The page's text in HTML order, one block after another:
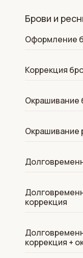
Брови и
Оформление
Коррекция
Окрашивание
Окрашивание
коррекция
коррекция +